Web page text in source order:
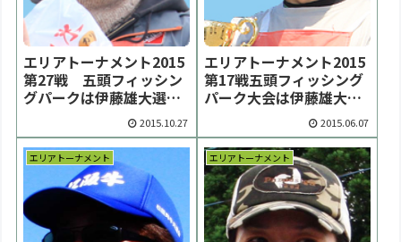
エリアトーナメント2015
第27戦 五頭フィッシン
グパークは伊藤雄大選手
が春秋連覇達成【大会結
果】
2015.10.27
エリアトーナメント2015
第17戦五頭フィッシング
パーク大会は伊藤雄大選
手が優勝【大会結果】
2015.06.07
エリアトーナメント エリアトーナメント